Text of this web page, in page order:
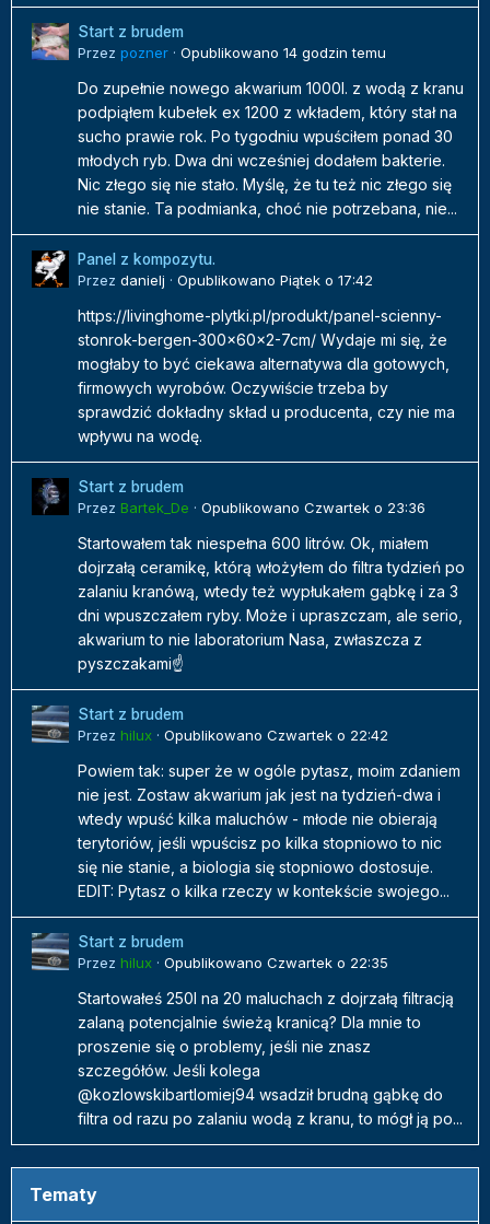
Start z brudem
Przez pozner · Opublikowano 14 godzin temu
Do zupełnie nowego akwarium 1000l. z wodą z kranu
podpiąłem kubełek ex 1200 z wkładem, który stał na
sucho prawie rok. Po tygodniu wpuściłem ponad 30
młodych ryb. Dwa dni wcześniej dodałem bakterie.
Nic złego się nie stało. Myślę, że tu też nic złego się
nie stanie. Ta podmianka, choć nie potrzebana, nie...
Panel z kompozytu.
Przez danielj · Opublikowano Piątek o 17:42
https://livinghome-plytki.pl/produkt/panel-scienny-
stonrok-bergen-300x60x2-7cm/ Wydaje mi się, że
mogłaby to być ciekawa alternatywa dla gotowych,
firmowych wyrobów. Oczywiście trzeba by
sprawdzić dokładny skład u producenta, czy nie ma
wpływu na wodę.
Start z brudem
Przez Bartek_De · Opublikowano Czwartek o 23:36
Startowałem tak niespełna 600 litrów. Ok, miałem
dojrzałą ceramikę, którą włożyłem do filtra tydzień po
zalaniu kranówą, wtedy też wypłukałem gąbkę i za 3
dni wpuszczałem ryby. Może i upraszczam, ale serio,
akwarium to nie laboratorium Nasa, zwłaszcza z
pyszczakami☝️
Start z brudem
Przez hilux · Opublikowano Czwartek o 22:42
Powiem tak: super że w ogóle pytasz, moim zdaniem
nie jest. Zostaw akwarium jak jest na tydzień-dwa i
wtedy wpuść kilka maluchów - młode nie obierają
terytoriów, jeśli wpuścisz po kilka stopniowo to nic
się nie stanie, a biologia się stopniowo dostosuje.
EDIT: Pytasz o kilka rzeczy w kontekście swojego...
Start z brudem
Przez hilux · Opublikowano Czwartek o 22:35
Startowałeś 250l na 20 maluchach z dojrzałą filtracją
zalaną potencjalnie świeżą kranicą? Dla mnie to
proszenie się o problemy, jeśli nie znasz
szczegółów. Jeśli kolega
@kozlowskibartlomiej94 wsadził brudną gąbkę do
filtra od razu po zalaniu wodą z kranu, to mógł ją po...
Tematy